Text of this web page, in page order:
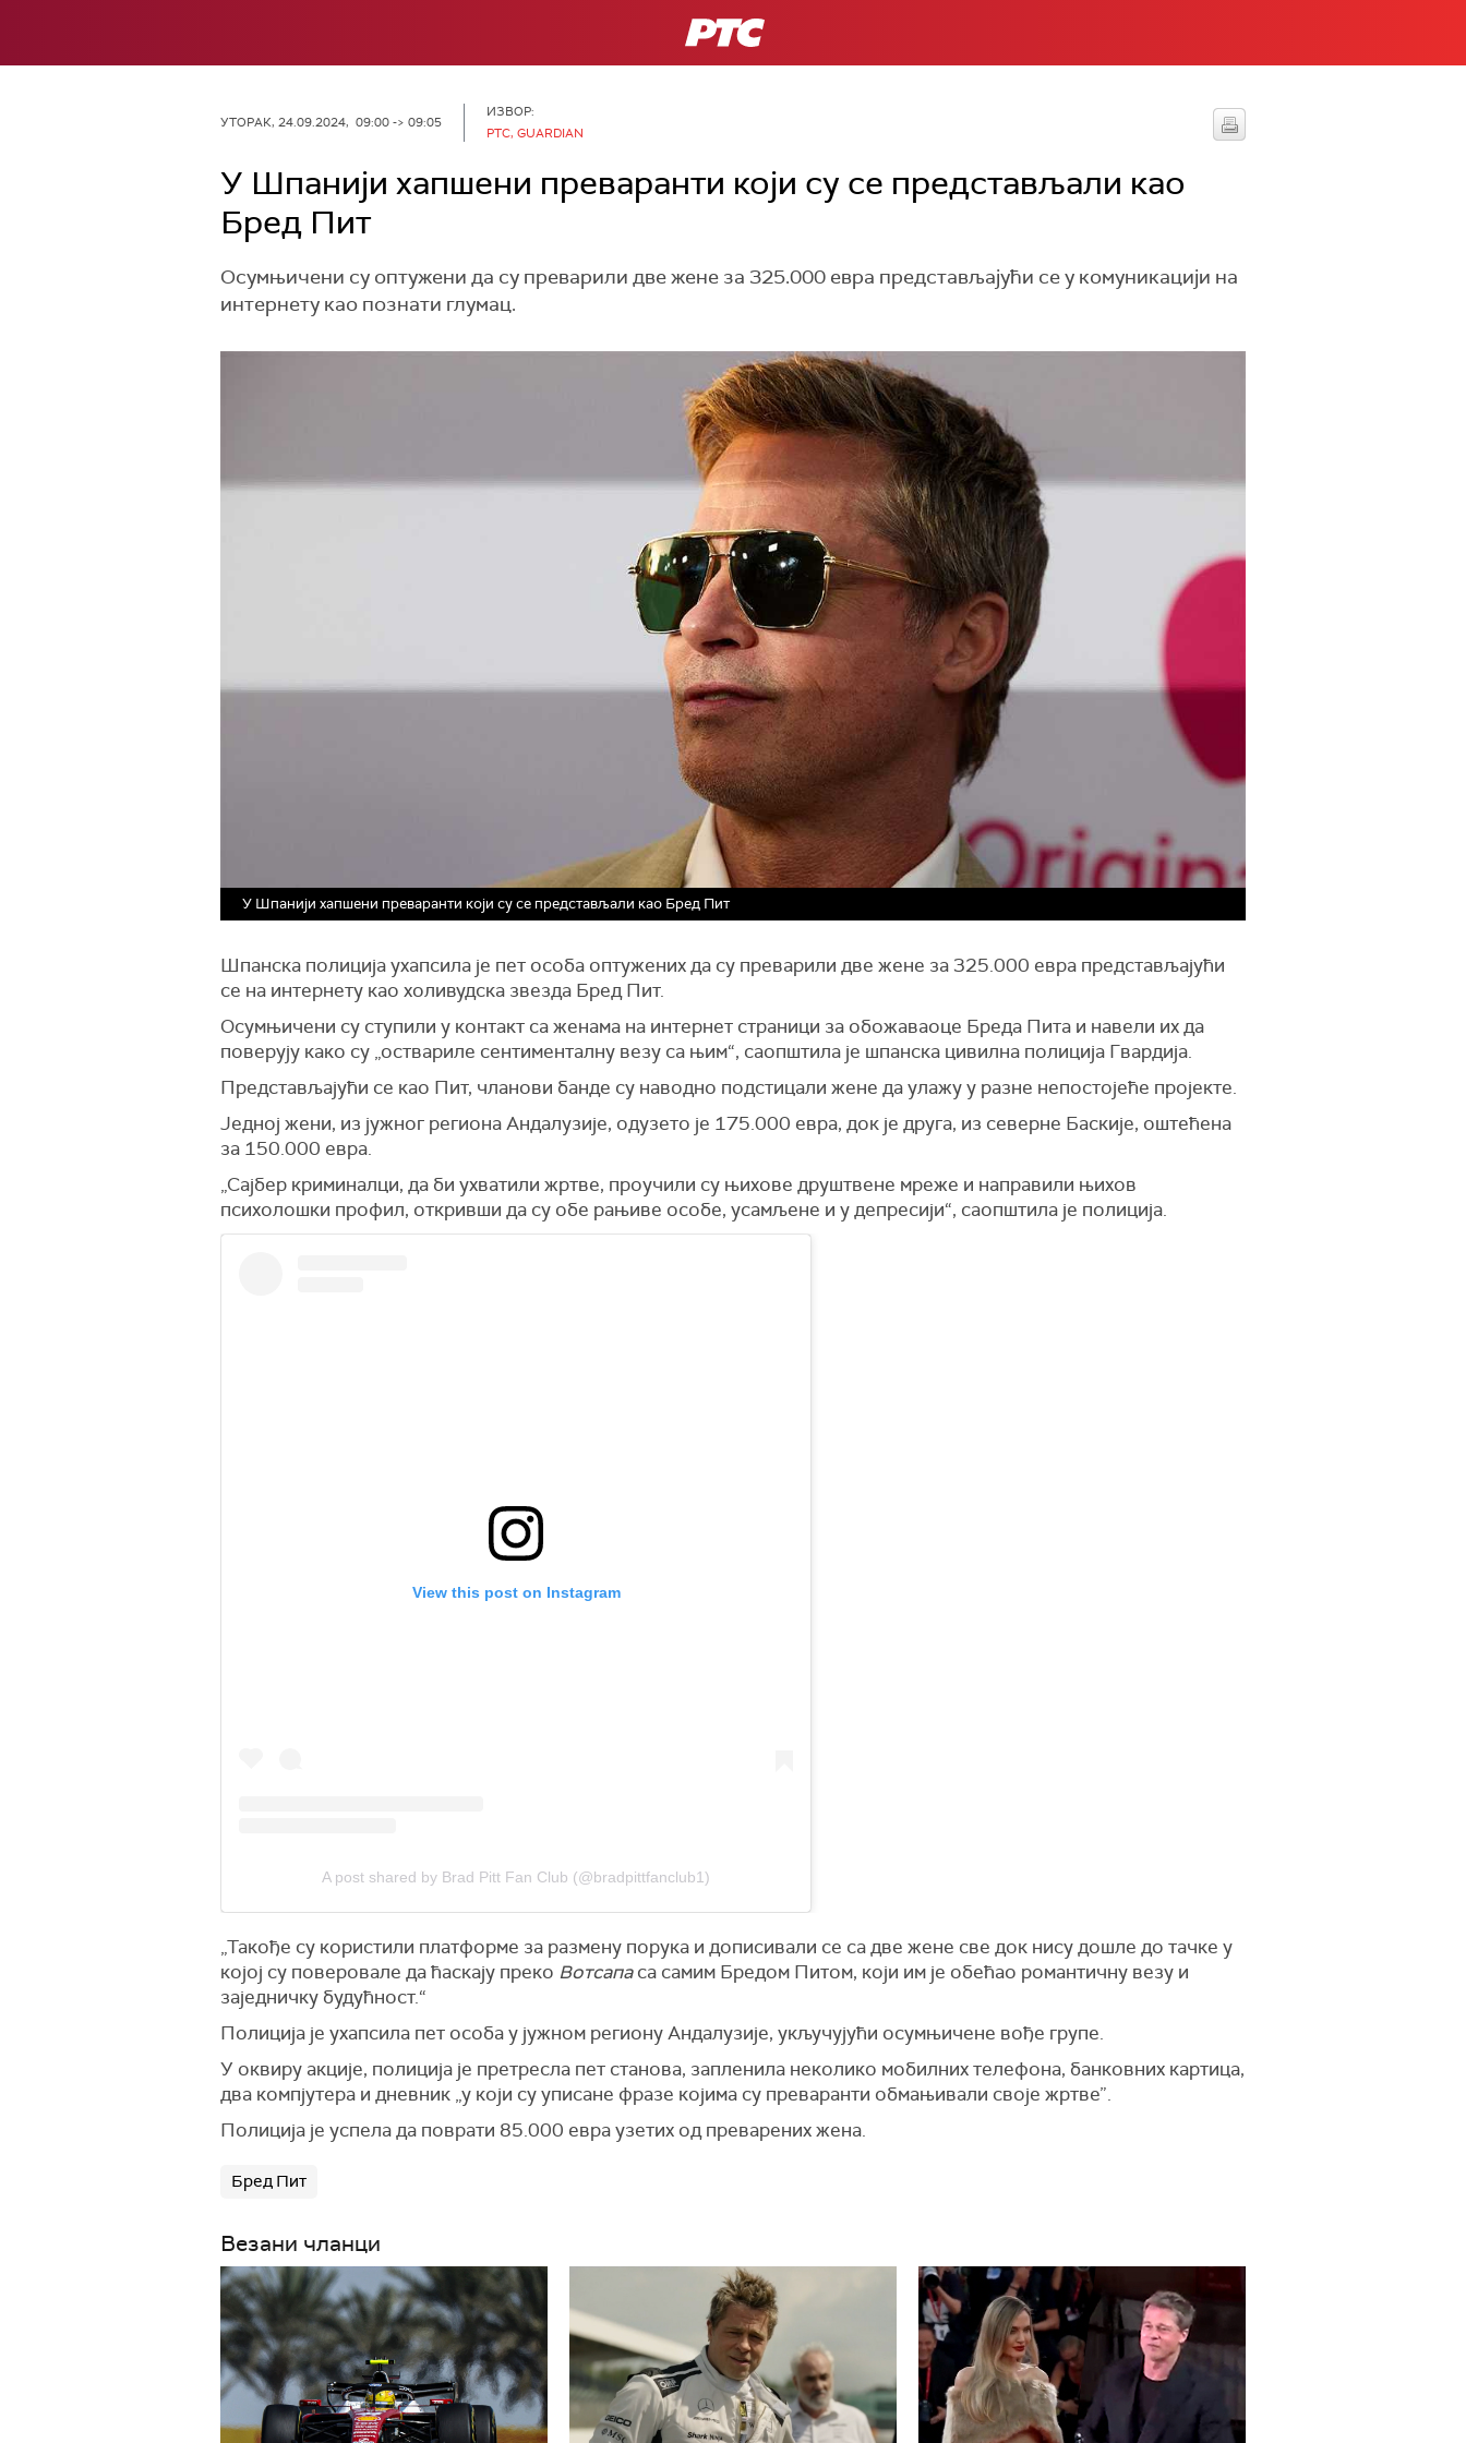
РТС
УТОРАК, 24.09.2024, 09:00 -> 09:05
ИЗВОР:
РТС, GUARDIAN
У Шпанији хапшени преваранти који су се представљали као
Бред Пит
Осумњичени су оптужени да су преварили две жене за 325.000 евра представљајући се у комуникацији на
интернету као познати глумац.
У Шпанији хапшени преваранти који су се представљали као Бред Пит
Шпанска полиција ухапсила је пет особа оптужених да су преварили две жене за 325.000 евра представљајући
се на интернету као холивудска звезда Бред Пит.
Осумњичени су ступили у контакт са женама на интернет страници за обожаваоце Бреда Пита и навели их да
поверују како су „оствариле сентименталну везу са њим“, саопштила је шпанска цивилна полиција Гвардија.
Представљајући се као Пит, чланови банде су наводно подстицали жене да улажу у разне непостојеће пројекте.
Једној жени, из јужног региона Андалузије, одузето је 175.000 евра, док је друга, из северне Баскије, оштећена
за 150.000 евра.
„Сајбер криминалци, да би ухватили жртве, проучили су њихове друштвене мреже и направили њихов
психолошки профил, откривши да су обе рањиве особе, усамљене и у депресији“, саопштила је полиција.
View this post on Instagram
A post shared by Brad Pitt Fan Club (@bradpittfanclub1)
„Такође су користили платформе за размену порука и дописивали се са две жене све док нису дошле до тачке у
којој су поверовале да ћаскају преко Вотсапаса самим Бредом Питом, који им је обећао романтичну везу и
заједничку будућност.“
Полиција је ухапсила пет особа у јужном региону Андалузије, укључујући осумњичене вође групе.
У оквиру акције, полиција је претресла пет станова, запленила неколико мобилних телефона, банковних картица,
два компјутера и дневник „у који су уписане фразе којима су преваранти обмањивали своје жртве”.
Полиција је успела да поврати 85.000 евра узетих од преварених жена.
Бред Пит
Везани чланци